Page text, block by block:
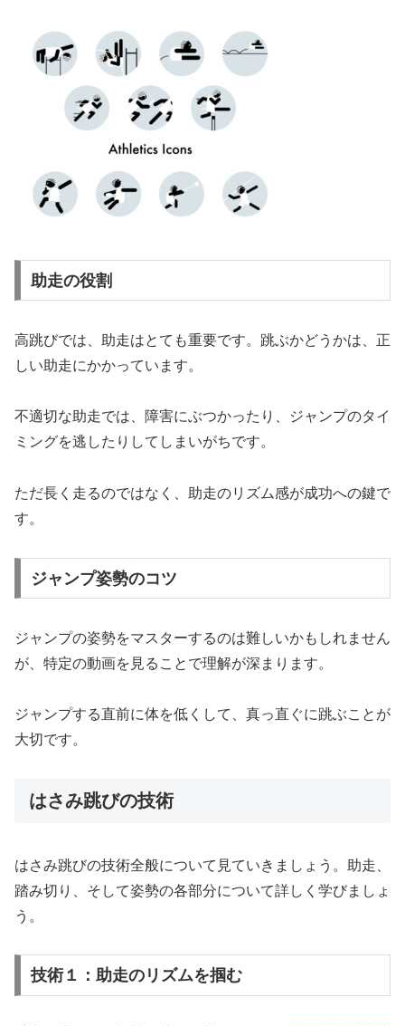
助走の役割
高跳びでは、助走はとても重要です。跳ぶかどうかは、正
しい助走にかかっています。
不適切な助走では、障害にぶつかったり、ジャンプのタイ
ミングを逃したりしてしまいがちです。
ただ長く走るのではなく、助走のリズム感が成功への鍵で
す。
ジャンプ姿勢のコツ
ジャンプの姿勢をマスターするのは難しいかもしれません
が、特定の動画を見ることで理解が深まります。
ジャンプする直前に体を低くして、真っ直ぐに跳ぶことが
大切です。
はさみ跳びの技術
はさみ跳びの技術全般について見ていきましょう。助走、
踏み切り、そして姿勢の各部分について詳しく学びましょ
う。
技術１：助走のリズムを掴む